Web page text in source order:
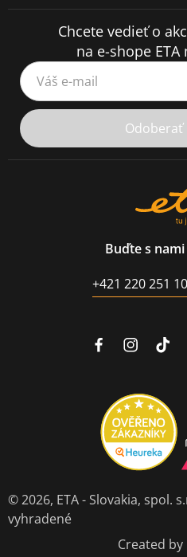
Chcete vedieť o
na e-shope
Váš e-mail
Odoberať
Buďte s
+421 220 251
© 2026, ETA - Slovakia, spol.
vyhradené
Created by